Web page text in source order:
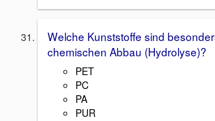
Welche Kunststoffe sind
chemischen Abbau (Hydrolyse)?
PET
PC
PA
PUR